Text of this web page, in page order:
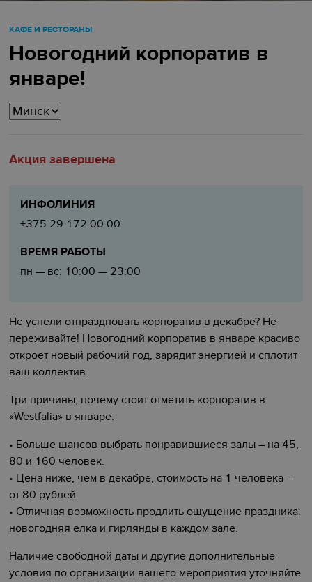
КАФЕ И РЕСТОРАНЫ
Новогодний корпоратив в
январе!
Акция завершена
ИНФОЛИНИЯ
+375 29 172 00 00
ВРЕМЯ РАБОТЫ
пн — вс: 10:00 — 23:00
Не успели отпраздновать корпоратив в декабре? Не
переживайте! Новогодний корпоратив в январе красиво
откроет новый рабочий год, зарядит энергией и сплотит
ваш коллектив.
Три причины, почему стоит отметить корпоратив в
«Westfalia» в январе:
• Больше шансов выбрать понравившиеся залы – на 45,
80 и 160 человек.
• Цена ниже, чем в декабре, стоимость на 1 человека –
от 80 рублей.
• Отличная возможность продлить ощущение праздника:
новогодняя елка и гирлянды в каждом зале.
Наличие свободной даты и другие дополнительные
условия по организации вашего мероприятия уточняйте